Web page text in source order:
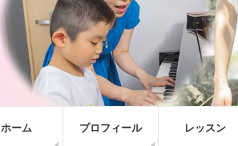
ホーム プロフィール レッスン